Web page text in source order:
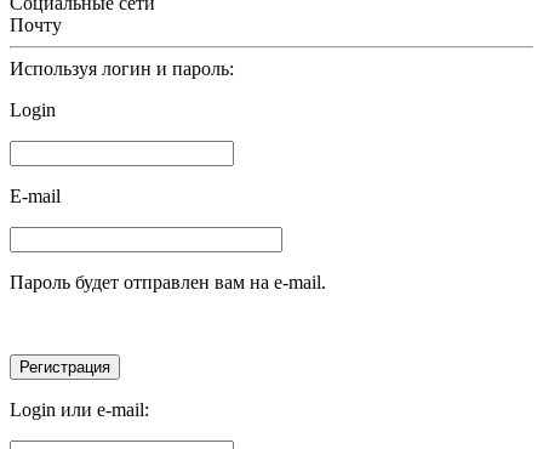
Почту
Используя логин и пароль:
Login
E-mail
Пароль будет отправлен вам на e-mail.
Login или e-mail: